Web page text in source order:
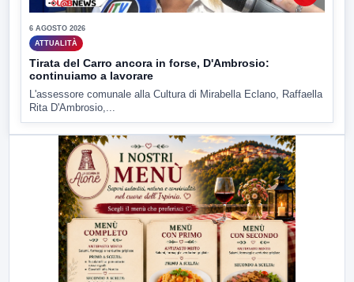
6 AGOSTO 2026
ATTUALITÀ
Tirata del Carro ancora in forse, D'Ambrosio:
continuiamo a lavorare
L'assessore comunale alla Cultura di Mirabella Eclano, Raffaella
Rita D'Ambrosio,...